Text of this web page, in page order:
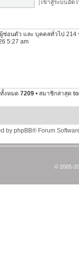
เข้าสู่ระบบอัต
ซ่อนตัว และ บุคคลทั่วไป
5:27 am
งหมด 7209 • สมาชิกล่าสุด
by phpBB® Forum
© 2005-